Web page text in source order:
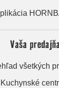
Vaša predajňa
všetkých
Kuchynské